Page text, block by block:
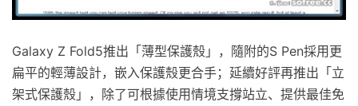
Galaxy Z Fold5推出「薄型保護殼」，隨附的S Pen採用更
扁平的輕薄設計，嵌入保護殼更合手；延續好評再推出「立
架式保護殼」，除了可根據使用情境支撐站立、提供最佳免